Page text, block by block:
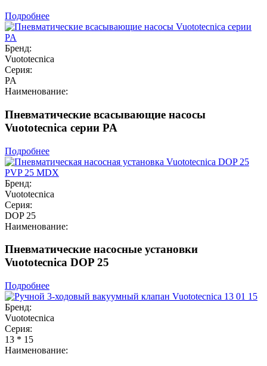
Подробнее
Бренд:
Vuototecnica
Серия:
PA
Наименование:
Пневматические всасывающие насосы
Vuototecnica серии PA
Подробнее
Бренд:
Vuototecnica
Серия:
DOP 25
Наименование:
Пневматические насосные установки
Vuototecnica DOP 25
Подробнее
Бренд:
Vuototecnica
Серия:
13 * 15
Наименование: